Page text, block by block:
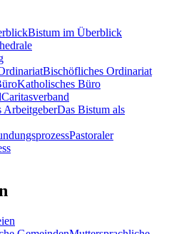
Bistum im Überblick
Bischöfliches Ordinariat
Katholisches Büro
Caritasverband
Das Bistum als
Pastoraler